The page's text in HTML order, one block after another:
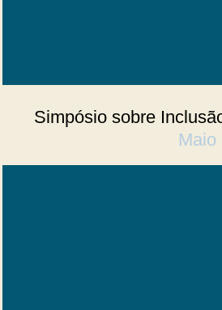
Simpósio sobre
Maio